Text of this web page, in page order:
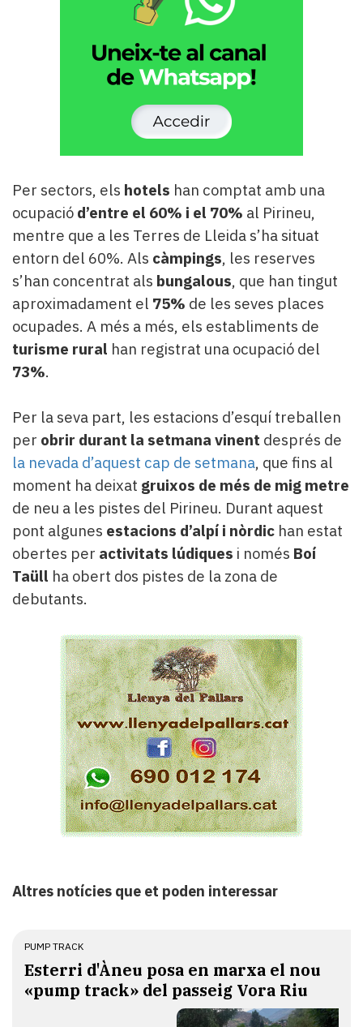
Per sectors, els hotels han comptat amb una
ocupació d’entre el 60% i el 70% al Pirineu,
mentre que a les Terres de Lleida s’ha situat
entorn del 60%. Als càmpings, les reserves
s’han concentrat als bungalous, que han tingut
aproximadament el 75% de les seves places
ocupades. A més a més, els establiments de
turisme rural han registrat una ocupació del
73%.
Per la seva part, les estacions d’esquí treballen
per obrir durant la setmana vinent després de
la nevada d’aquest cap de setmana, que fins al
moment ha deixat gruixos de més de mig metre
de neu a les pistes del Pirineu. Durant aquest
pont algunes estacions d’alpí i nòrdic han estat
obertes per activitats lúdiques i només Boí
Taüll ha obert dos pistes de la zona de
debutants.
Altres notícies que et poden interessar
PUMP TRACK
Esterri d'Àneu posa en marxa el nou
«pump track» del passeig Vora Riu